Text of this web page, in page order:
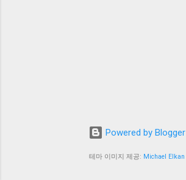
Powered by Blogger
테마 이미지 제공: Michael Elkan